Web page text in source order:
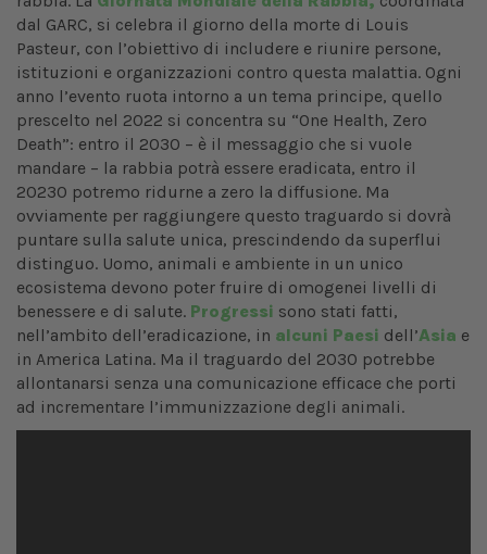
dal GARC, si celebra il giorno della morte di Louis
Pasteur, con l’obiettivo di includere e riunire persone,
istituzioni e organizzazioni contro questa malattia. Ogni
anno l’evento ruota intorno a un tema principe, quello
prescelto nel 2022 si concentra su “One Health, Zero
Death”: entro il 2030 – è il messaggio che si vuole
mandare – la rabbia potrà essere eradicata, entro il
20230 potremo ridurne a zero la diffusione. Ma
ovviamente per raggiungere questo traguardo si dovrà
puntare sulla salute unica, prescindendo da superflui
distinguo. Uomo, animali e ambiente in un unico
ecosistema devono poter fruire di omogenei livelli di
benessere e di salute. Progressi sono stati fatti,
nell’ambito dell’eradicazione, in alcuni Paesi dell’Asia e
in America Latina. Ma il traguardo del 2030 potrebbe
allontanarsi senza una comunicazione efficace che porti
ad incrementare l’immunizzazione degli animali.